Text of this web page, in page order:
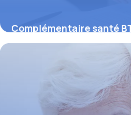
Complémentaire santé
17 mai 2026